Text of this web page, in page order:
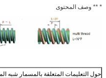
* ** وصف المحتوى
حول التعليمات المتعلقة بالمسمار شبه